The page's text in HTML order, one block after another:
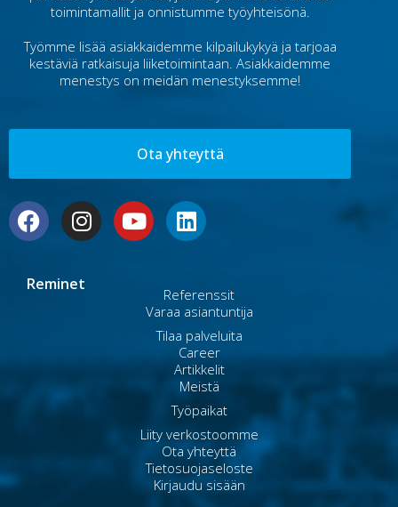
toimintamallit ja onnistumme työyhteisönä.
Työmme lisää asiakkaidemme kilpailukykyä ja tarjoaa
kestäviä ratkaisuja liiketoimintaan. Asiakkaidemme
menestys on meidän menestyksemme!
Ota yhteyttä
Reminet
Referenssit
Varaa asiantuntija
Tilaa palveluita
Career
Artikkelit
Meistä
Työpaikat
Liity verkostoomme
Ota yhteyttä
Tietosuojaseloste
Kirjaudu sisään